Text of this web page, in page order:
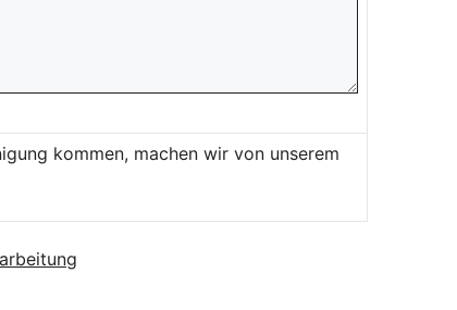
kommen, machen wir von unserem